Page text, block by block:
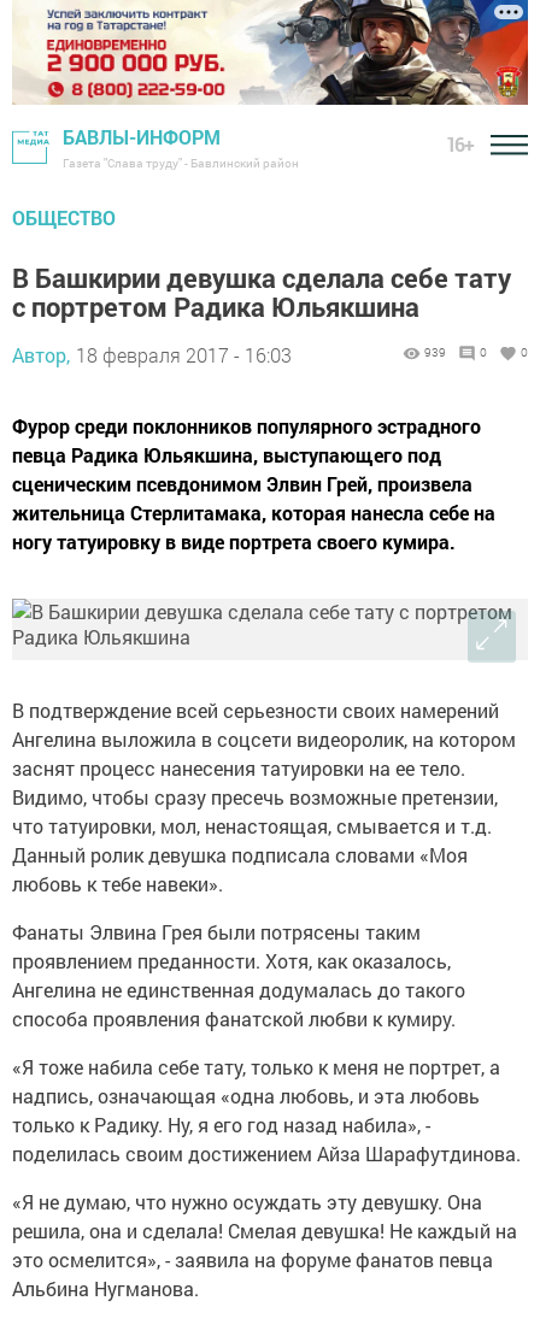
БАВЛЫ-ИНФОРМ
Газета "Слава труду" - Бавлинский район
16+
ОБЩЕСТВО
В Башкирии девушка сделала себе тату
с портретом Радика Юльякшина
Автор, 18 февраля 2017 - 16:03 939 0 0
Фурор среди поклонников популярного эстрадного
певца Радика Юльякшина, выступающего под
сценическим псевдонимом Элвин Грей, произвела
жительница Стерлитамака, которая нанесла себе на
ногу татуировку в виде портрета своего кумира.
В подтверждение всей серьезности своих намерений
Ангелина выложила в соцсети видеоролик, на котором
заснят процесс нанесения татуировки на ее тело.
Видимо, чтобы сразу пресечь возможные претензии,
что татуировки, мол, ненастоящая, смывается и т.д.
Данный ролик девушка подписала словами «Моя
любовь к тебе навеки».
Фанаты Элвина Грея были потрясены таким
проявлением преданности. Хотя, как оказалось,
Ангелина не единственная додумалась до такого
способа проявления фанатской любви к кумиру.
«Я тоже набила себе тату, только к меня не портрет, а
надпись, означающая «одна любовь, и эта любовь
только к Радику. Ну, я его год назад набила», -
поделилась своим достижением Айза Шарафутдинова.
«Я не думаю, что нужно осуждать эту девушку. Она
решила, она и сделала! Смелая девушка! Не каждый на
это осмелится», - заявила на форуме фанатов певца
Альбина Нугманова.